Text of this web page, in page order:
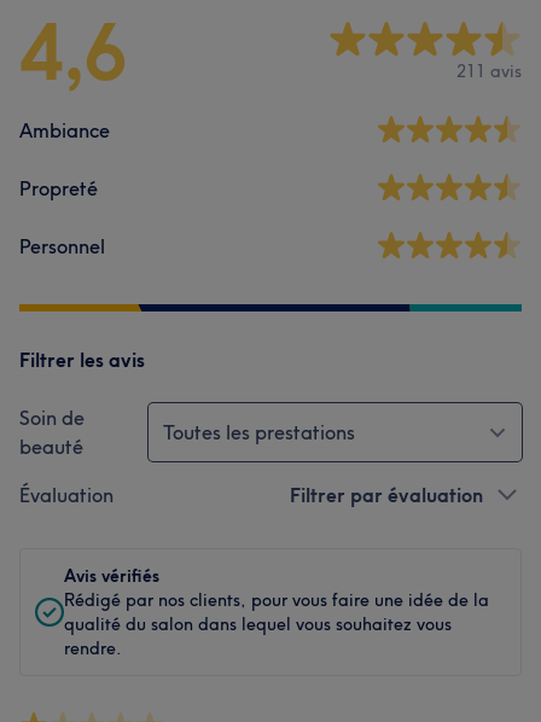
4,6 211 avis
Ambiance
Propreté
Personnel
Filtrer les avis
Soin de
beauté
Toutes les prestations
Évaluation Filtrer par évaluation
Avis vérifiés
Rédigé par nos clients, pour vous faire une idée de la
qualité du salon dans lequel vous souhaitez vous
rendre.